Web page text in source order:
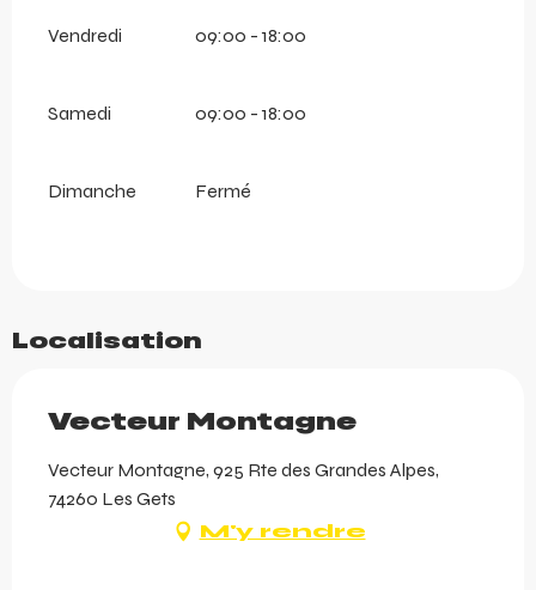
Vendredi 09:00 - 18:00
Samedi 09:00 - 18:00
Dimanche Fermé
Localisation
Vecteur Montagne
Vecteur Montagne, 925 Rte des Grandes Alpes,
74260 Les Gets
M'y rendre